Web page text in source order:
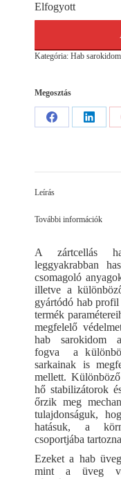
Elfogyott
Kategória: Hab sarokidom
Megosztás
Share
Share
Leírás
További információk
A zártcellás
leggyakrabban
csomagoló
illetve a
gyártódó hab profil
termék
megfelelő
hab sarokidom
fogva a
sarkainak is
mellett.
hő stabilizátorok
őrzik meg
tulajdonságuk,
hatásuk, a
csoportjába
Ezeket a hab
mint a üveg